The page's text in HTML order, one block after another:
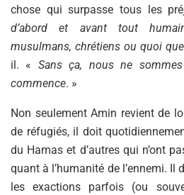
chose qui surpasse tous les
d’abord et avant tout
musulmans, chrétiens ou quoi
il. « Sans ça, nous ne
commence. »
Non seulement Amin revient de
de réfugiés, il doit
du Hamas et d’autres qui n’ont
quant à l’humanité de l’ennemi.
les exactions parfois (ou